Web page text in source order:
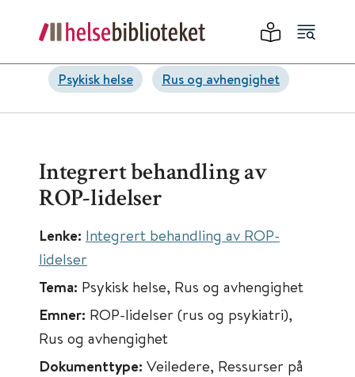
Psykisk helse Rus og avhengighet
Integrert behandling av
ROP-lidelser
Lenke: Integrert behandling av ROP-
lidelser
Tema: Psykisk helse, Rus og avhengighet
Emner: ROP-lidelser (rus og psykiatri),
Rus og avhengighet
Dokumenttype: Veiledere, Ressurser på